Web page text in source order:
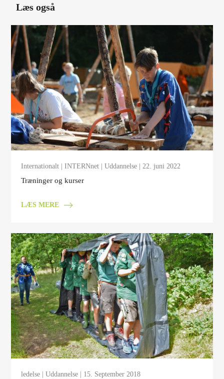
Læs også
Internationalt |INTERNnet |Uddannelse | 22. juni 2022
Træninger og kurser
LÆS MERE
ledelse |Uddannelse | 15. September 2018